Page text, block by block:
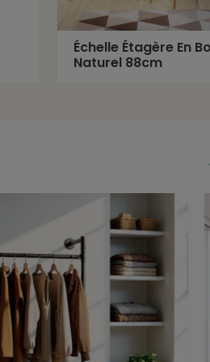
Échelle Étagère En
Naturel 88cm